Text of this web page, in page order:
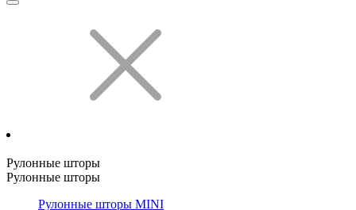
Рулонные шторы
Рулонные шторы
Рулонные шторы MINI